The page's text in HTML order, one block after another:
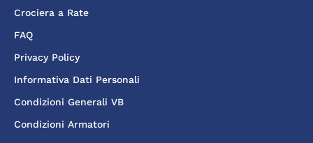
Crociera a Rate
FAQ
Privacy Policy
Informativa Dati Personali
Condizioni Generali VB
Condizioni Armatori